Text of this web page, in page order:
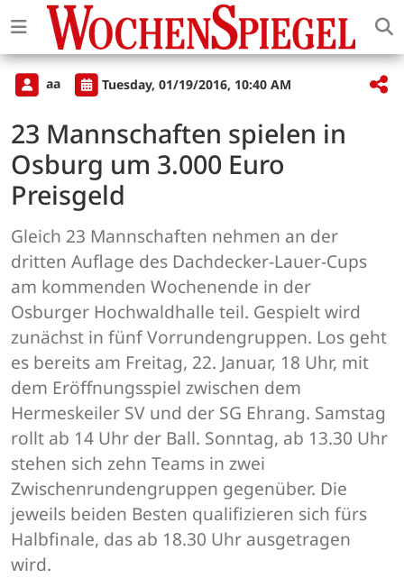
aa Tuesday, 01/19/2016, 10:40 AM
23 Mannschaften spielen in
Osburg um 3.000 Euro
Preisgeld
Gleich 23 Mannschaften nehmen an der
dritten Auflage des Dachdecker-Lauer-Cups
am kommenden Wochenende in der
Osburger Hochwaldhalle teil. Gespielt wird
zunächst in fünf Vorrundengruppen. Los geht
es bereits am Freitag, 22. Januar, 18 Uhr, mit
dem Eröffnungsspiel zwischen dem
Hermeskeiler SV und der SG Ehrang. Samstag
rollt ab 14 Uhr der Ball. Sonntag, ab 13.30 Uhr
stehen sich zehn Teams in zwei
Zwischenrundengruppen gegenüber. Die
jeweils beiden Besten qualifizieren sich fürs
Halbfinale, das ab 18.30 Uhr ausgetragen
wird.